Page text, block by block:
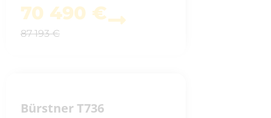
70 490 €
87 193 €
Bürstner T736